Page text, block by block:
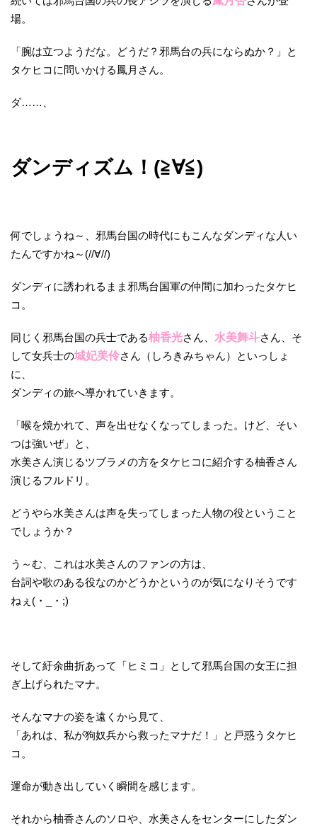
場。
「腕は立つようだな。どうだ？邪馬台の兵にならぬか？」と
タケヒコに問いかける鳳月さん。
ダ……、
ダンディズム！(≧∀≦)
何でしょうね～、邪馬台国の時代にもこんなダンディな人い
たんですかね～(//∀//)
ダンディに誘われるまま邪馬台国軍の仲間に加わったタケヒ
コ。
同じく邪馬台国の兵士である柚香光さん、 水美舞斗さん、そ
して女兵士の城妃美伶さん（しろきみちゃん）といっしょ
に、
ダンディの旅へ導かれていきます。
「喉を焼かれて、声を出せなくなってしまった。けど、そい
つは強いぜ」と、
水美さん演じるツブラメの方をタケヒコに紹介する柚香さん
演じるフルドリ。
どうやら水美さんは声を失ってしまった人物の役ということ
でしょうか？
う～む、これは水美さんのファンの方は、
台詞や歌のある役なのかどうかというのが気になりそうです
ねぇ(・_・;)
そして紆余曲折あって「ヒミコ」として邪馬台国の女王に担
ぎ上げられたマナ。
そんなマナの姿を遠くから見て、
「あれは、私が狗奴兵から救ったマナだ！」と戸惑うタケヒ
コ。
運命が動き出していく瞬間を感じます。
それから柚香さんのソロや、水美さんをセンターにしたダン